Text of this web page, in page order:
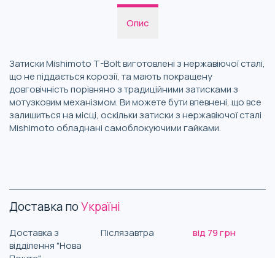
Опис
Затиски Mishimoto T-Bolt виготовлені з нержавіючої сталі,
що не піддається корозії, та мають покращену
довговічність порівняно з традиційними затисками з
мотузковим механізмом. Ви можете бути впевнені, що все
залишиться на місці, оскільки затиски з нержавіючої сталі
Mishimoto обладнані самоблокуючими гайками.
Доставка поУкраїні
Доставка з
відділення "Нова
Післязавтра від 79 грн